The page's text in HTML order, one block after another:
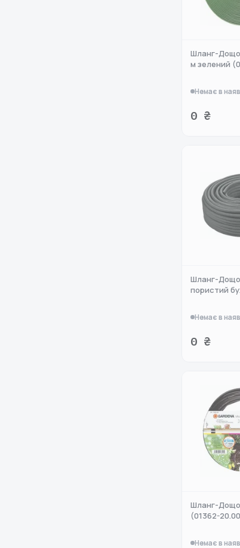
Шланг-
м зелений
Немає в
0 ₴
Шланг-
пористий
Немає в
0 ₴
Шланг-
(01362-
Немає в